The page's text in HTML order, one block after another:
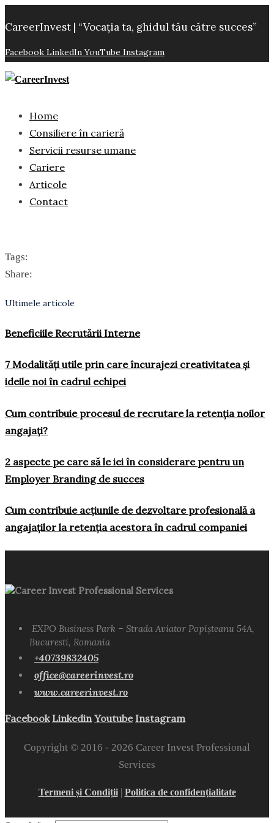
CareerInvest | “Vocația ta, ghidul tău către succes”
Facebook LinkedInYouTube Instagram
Home
Consiliere în carieră
Servicii resurse umane
Cariere
Articole
Contact
Tags:
Share:
Ultimele articole
Beneficiile Recrutării Interne
7 Modalități utile prin care încurajezi creativitatea și
ideile noi în cadrul echipei
Cum contribuie procesul de recrutare la retenția noilor
angajați?
2 aspecte pe care să le iei în considerare pentru un
Employer Branding de succes
Cum contribuie acțiunile de dezvoltare profesională a
angajaților la retenția acestora în cadrul companiei
Career Invest Professional Services
EXPO Business Park – Strada Aviator Popișteanu 54A,
Bucuresti, Romania
+40739832405
office@careerinvest.ro
www.careerinvest.ro
Facebook Linkedin Youtube Instagram
Copyright © 2016 - 2026 Career Invest Professional
Services
Termeni și Condiții| Politica de confidențialitate